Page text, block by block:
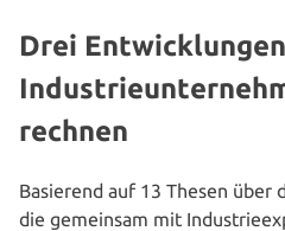
Drei
rechnen
Basierend auf 13 Thesen über
die gemeinsam mit